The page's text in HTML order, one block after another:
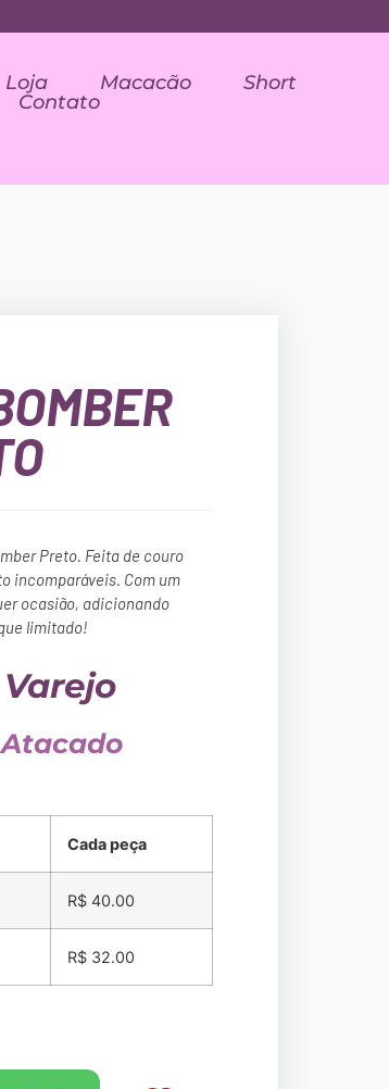
Loja Macacão
Short
Contato
Preto. Feita de couro
incomparáveis. Com um
ocasião, adicionando
limitado!
Varejo
Cada peça
R$ 40.00
R$ 32.00